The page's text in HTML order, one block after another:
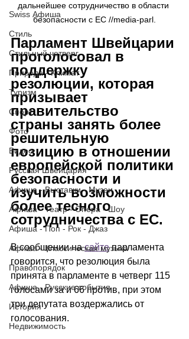
Swiss Афиша
Стиль
Стильный четверг
Природа - Климат
Туризм
Спорт
Фото
Видео
Русская Швейцария
Афиша - Выставки - Музеи
Афиша - Театр - Опера - Шоу
Афиша - Поп - Рок - Джаз
Афиша - Классическая музыка
Правопорядок
Афиша - Русские события
История
Недвижимость
дальнейшее сотрудничество в области
безопасности с ЕС //media-parl.
Парламент Швейцарии
проголосовал в
поддержку
резолюции, которая
призывает
правительство
страны занять более
решительную
позицию в отношении
европейской политики
безопасности и
изучить возможности
более тесного
сотрудничества с ЕС.
В сообщении на сайте парламента
говорится, что резолюция была
принята в парламенте в четверг 115
голосами за и 66 против, при этом
три депутата воздержались от
голосования.